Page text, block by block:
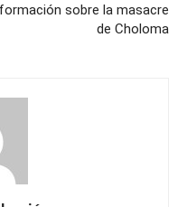
sobre la masacre
de Choloma